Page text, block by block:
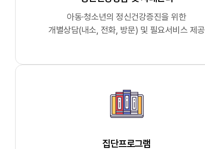
아동·청소년의 정신건강증진을 위한
개별상담(내소, 전화, 방문) 및 필요서비스 제공
집단프로그램